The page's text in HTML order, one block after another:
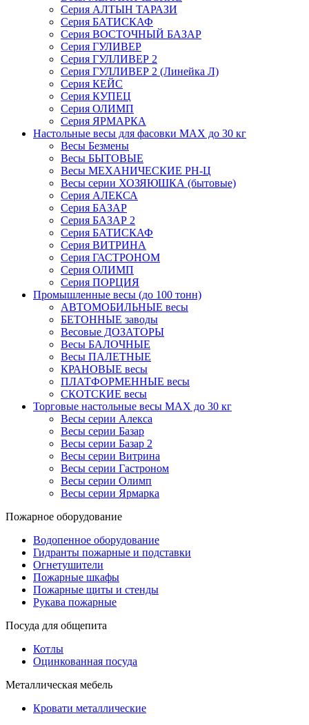
Серия АЛТЫН ТАРАЗИ
Серия БАТИСКАФ
Серия ВОСТОЧНЫЙ БАЗАР
Серия ГУЛИВЕР
Серия ГУЛЛИВЕР 2
Серия ГУЛЛИВЕР 2 (Линейка Л)
Серия КЕЙС
Серия КУПЕЦ
Серия ОЛИМП
Серия ЯРМАРКА
Настольные весы для фасовки MAX до 30 кг
Весы Безмены
Весы БЫТОВЫЕ
Весы МЕХАНИЧЕСКИЕ РН-Ц
Весы серии ХОЗЯЮШКА (бытовые)
Серия АЛЕКСА
Серия БАЗАР
Серия БАЗАР 2
Серия БАТИСКАФ
Серия ВИТРИНА
Серия ГАСТРОНОМ
Серия ОЛИМП
Серия ПОРЦИЯ
Промышленные весы (до 100 тонн)
АВТОМОБИЛЬНЫЕ весы
БЕТОННЫЕ заводы
Весовые ДОЗАТОРЫ
Весы БАЛОЧНЫЕ
Весы ПАЛЕТНЫЕ
КРАНОВЫЕ весы
ПЛАТФОРМЕННЫЕ весы
СКОТСКИЕ весы
Торговые настольные весы MAX до 30 кг
Весы серии Алекса
Весы серии Базар
Весы серии Базар 2
Весы серии Витрина
Весы серии Гастроном
Весы серии Олимп
Весы серии Ярмарка
Пожарное оборудование
Водопенное оборудование
Гидранты пожарные и подставки
Огнетушители
Пожарные шкафы
Пожарные щиты и стенды
Рукава пожарные
Посуда для общепита
Котлы
Оцинкованная посуда
Металлическая мебель
Кровати металлические